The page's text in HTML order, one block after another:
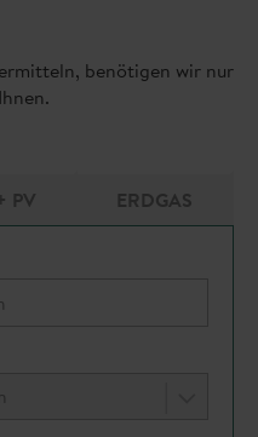
benötigen wir nur
PV ERDGAS